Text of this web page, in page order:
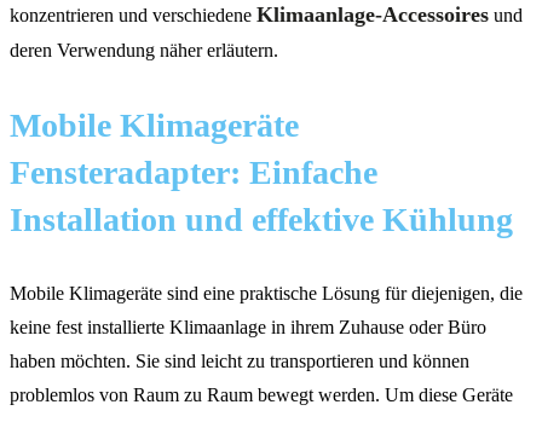
konzentrieren und verschiedene Klimaanlage-Accessoires und
deren Verwendung näher erläutern.
Mobile Klimageräte
Fensteradapter: Einfache
Installation und effektive Kühlung
Mobile Klimageräte sind eine praktische Lösung für diejenigen, die
keine fest installierte Klimaanlage in ihrem Zuhause oder Büro
haben möchten. Sie sind leicht zu transportieren und können
problemlos von Raum zu Raum bewegt werden. Um diese Geräte